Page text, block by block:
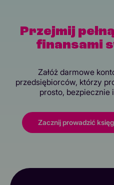
Przejmij
finansami
Załóż darmowe
przedsiębiorców, którzy
prosto, bezpiecznie
Zacznij prowadzić